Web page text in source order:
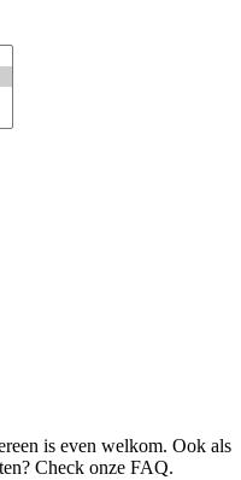
is even welkom. Ook als
Check onze FAQ.